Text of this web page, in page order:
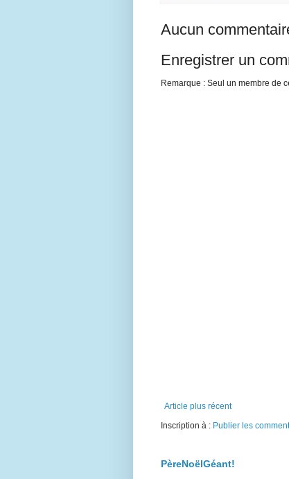
Aucun
Enregistrer un
Remarque : Seul un membre de
Article plus récent
Inscription à : Publier les
PèreNoëlGéant!